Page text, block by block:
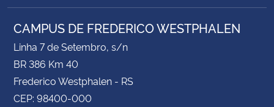
CAMPUS DE FREDERICO WESTPHALEN
Linha 7 de Setembro, s/n
BR 386 Km 40
Frederico Westphalen - RS
CEP: 98400-000